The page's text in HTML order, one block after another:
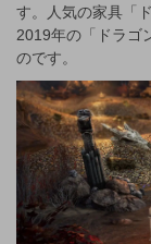
す。人気の家具「
2019年の「ドラゴ
のです。